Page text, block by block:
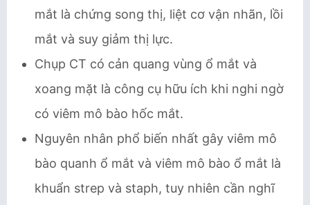
mắt là chứng song thị, liệt cơ vận nhãn, lồi
mắt và suy giảm thị lực.
Chụp CT có cản quang vùng ổ mắt và
xoang mặt là công cụ hữu ích khi nghi ngờ
có viêm mô bào hốc mắt.
Nguyên nhân phổ biến nhất gây viêm mô
bào quanh ổ mắt và viêm mô bào ổ mắt là
khuẩn strep và staph, tuy nhiên cần nghĩ